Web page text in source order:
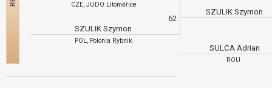
CZE, JUDO Litoměřice
SZULIK Szymon
POL, Polonia Rybnik
62
SZULIK Szymon
SULCA Adrian
ROU